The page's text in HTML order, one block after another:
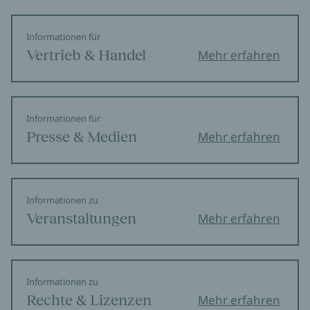
Informationen für
Vertrieb & Handel Mehr erfahren
Informationen für
Presse & Medien Mehr erfahren
Informationen zu
Veranstaltungen Mehr erfahren
Informationen zu
Rechte & Lizenzen Mehr erfahren